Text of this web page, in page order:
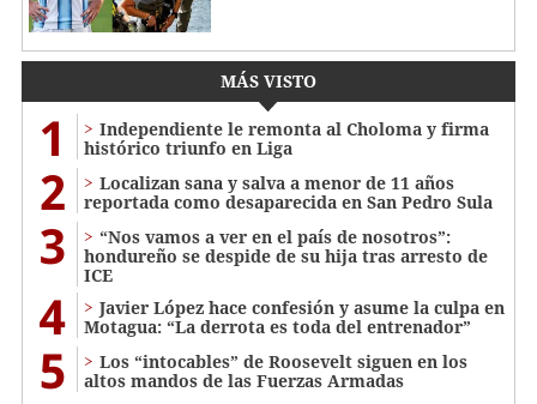
MÁS VISTO
1
Independiente le remonta al Choloma y firma
histórico triunfo en Liga
2
Localizan sana y salva a menor de 11 años
reportada como desaparecida en San Pedro Sula
3
“Nos vamos a ver en el país de nosotros”:
hondureño se despide de su hija tras arresto de
ICE
4
Javier López hace confesión y asume la culpa en
Motagua: “La derrota es toda del entrenador”
5
Los “intocables” de Roosevelt siguen en los
altos mandos de las Fuerzas Armadas